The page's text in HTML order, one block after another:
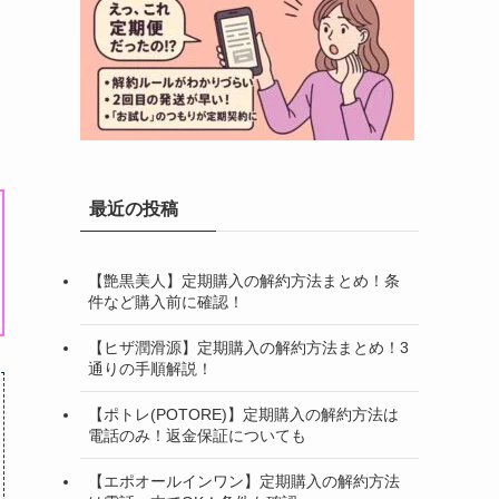
最近の投稿
【艶黒美人】定期購入の解約方法まとめ！条
件など購入前に確認！
【ヒザ潤滑源】定期購入の解約方法まとめ！3
通りの手順解説！
【ポトレ(POTORE)】定期購入の解約方法は
電話のみ！返金保証についても
【エポオールインワン】定期購入の解約方法